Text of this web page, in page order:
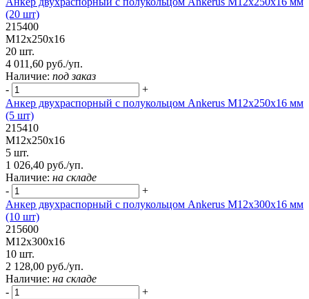
(20 шт)
215400
М12х250х16
20 шт.
4 011,60 руб./уп.
Наличие: под заказ
-
+
Анкер двухраспорный с полукольцом Ankerus М12х250х16 мм
(5 шт)
215410
М12х250х16
5 шт.
1 026,40 руб./уп.
Наличие: на складе
-
+
Анкер двухраспорный с полукольцом Ankerus М12х300х16 мм
(10 шт)
215600
М12х300х16
10 шт.
2 128,00 руб./уп.
Наличие: на складе
-
+